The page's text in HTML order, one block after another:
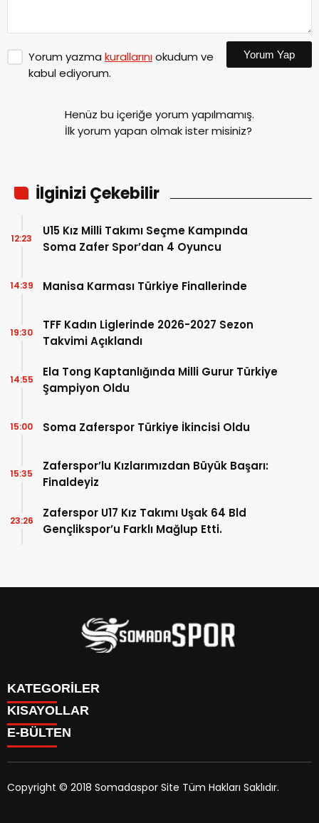
Yorum yazma kurallarınıokudum ve
kabul ediyorum.
Yorum Yap
Henüz bu içeriğe yorum yapılmamış.
İlk yorum yapan olmak ister misiniz?
İlginizi Çekebilir
U15 Kız Milli Takımı Seçme Kampında
Soma Zafer Spor’dan 4 Oyuncu
12:23
Manisa Karması Türkiye Finallerinde
14:39
TFF Kadın Liglerinde 2026-2027 Sezon
Takvimi Açıklandı
19:30
Ela Tong Kaptanlığında Milli Gurur Türkiye
Şampiyon Oldu
14:55
Soma Zaferspor Türkiye İkincisi Oldu
15:00
Zaferspor’lu Kızlarımızdan Büyük Başarı:
Finaldeyiz
15:35
Zaferspor U17 Kız Takımı Uşak 64 Bld
Gençlikspor’u Farklı Mağlup Etti.
23:26
KATEGORİLER
İletişim
İstatistikler & Puan Durumu & Fikstür
Yayın Politikamız
KISAYOLLAR
Genel
Somaspor
E-BÜLTEN
Copyright © 2018 Somadaspor Site Tüm Hakları Saklıdır.